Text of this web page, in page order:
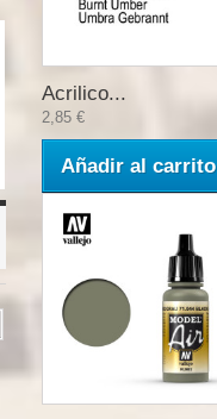
Acrilico...
2,85 €
Añadir al carrito